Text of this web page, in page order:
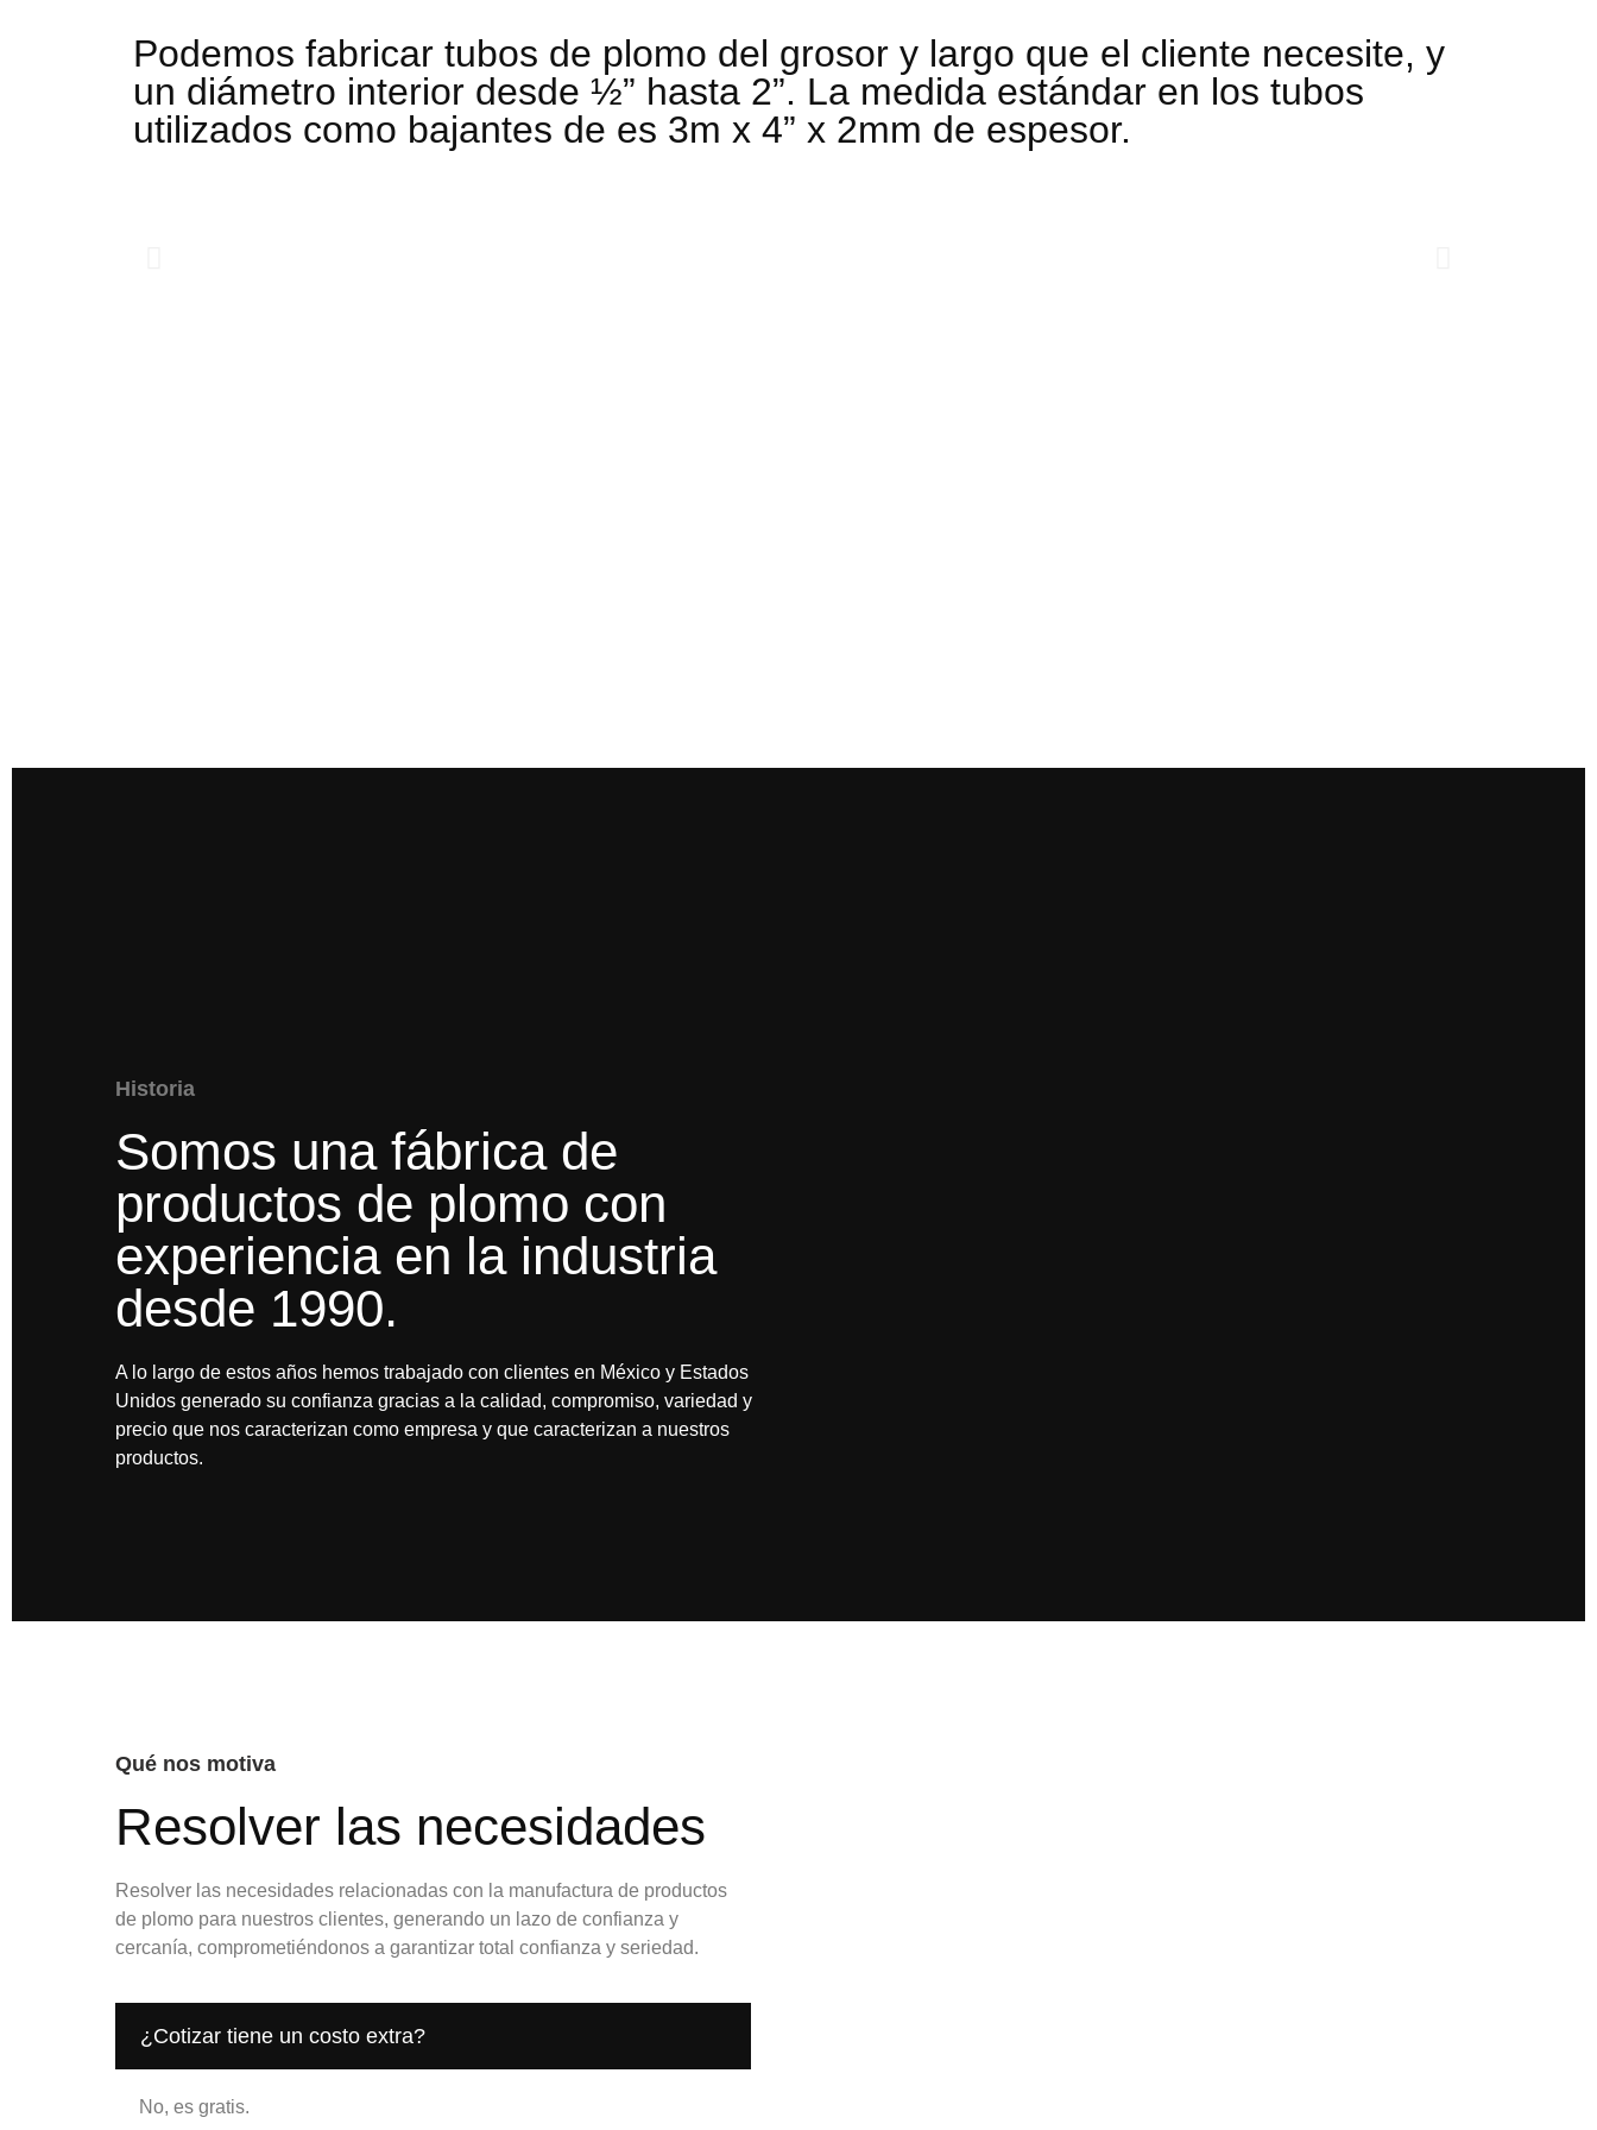
Podemos fabricar tubos de plomo del grosor y largo que el cliente necesite, y
un diámetro interior desde ½” hasta 2”. La medida estándar en los tubos
utilizados como bajantes de es 3m x 4” x 2mm de espesor.
Historia
Somos una fábrica de
productos de plomo con
experiencia en la industria
desde 1990.
A lo largo de estos años hemos trabajado con clientes en México y Estados
Unidos generado su confianza gracias a la calidad, compromiso, variedad y
precio que nos caracterizan como empresa y que caracterizan a nuestros
productos.
Qué nos motiva
Resolver las necesidades
Resolver las necesidades relacionadas con la manufactura de productos
de plomo para nuestros clientes, generando un lazo de confianza y
cercanía, comprometiéndonos a garantizar total confianza y seriedad.
¿Cotizar tiene un costo extra?
No, es gratis.